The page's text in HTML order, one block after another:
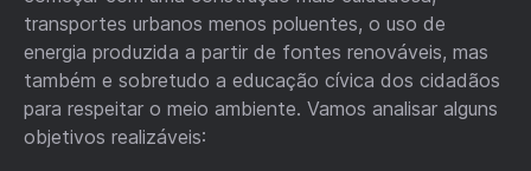
transportes urbanos menos poluentes, o uso de
energia produzida a partir de fontes renováveis, mas
também e sobretudo a educação cívica dos cidadãos
para respeitar o meio ambiente. Vamos analisar alguns
objetivos realizáveis: